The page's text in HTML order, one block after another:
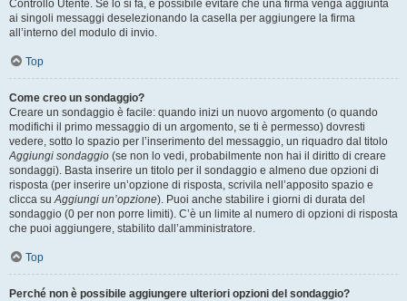
Controllo Utente. Se lo si fa, è possibile evitare che una firma venga aggiunta
ai singoli messaggi deselezionando la casella per aggiungere la firma
all’interno del modulo di invio.
Top
Come creo un sondaggio?
Creare un sondaggio è facile: quando inizi un nuovo argomento (o quando
modifichi il primo messaggio di un argomento, se ti è permesso) dovresti
vedere, sotto lo spazio per l’inserimento del messaggio, un riquadro dal titolo
Aggiungi sondaggio (se non lo vedi, probabilmente non hai il diritto di creare
sondaggi). Basta inserire un titolo per il sondaggio e almeno due opzioni di
risposta (per inserire un’opzione di risposta, scrivila nell’apposito spazio e
clicca suAggiungi un’opzione). Puoi anche stabilire i giorni di durata del
sondaggio (0 per non porre limiti). C’è un limite al numero di opzioni di risposta
che puoi aggiungere, stabilito dall’amministratore.
Top
Perché non è possibile aggiungere ulteriori opzioni del sondaggio?